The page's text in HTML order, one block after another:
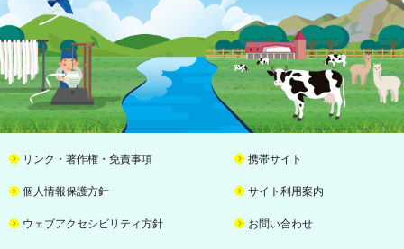
リンク・著作権・免責事項 携帯サイト
個人情報保護方針 サイト利用案内
ウェブアクセシビリティ方針 お問い合わせ